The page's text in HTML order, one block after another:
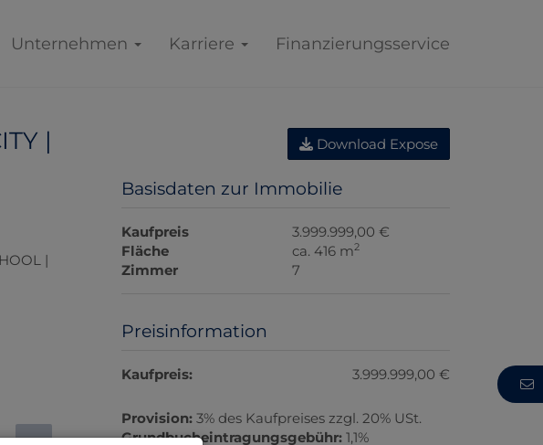
Unternehmen Karriere Finanzierungsservice
|
Download Expose
Basisdaten zur Immobilie
Kaufpreis
3.999.999,00 €
Fläche
ca. 416 m2
Zimmer 7
Preisinformation
Kaufpreis: 3.999.999,00 €
Provision: 3% des Kaufpreises zzgl. 20% USt.
Grundbucheintragungsgebühr: 1,1%